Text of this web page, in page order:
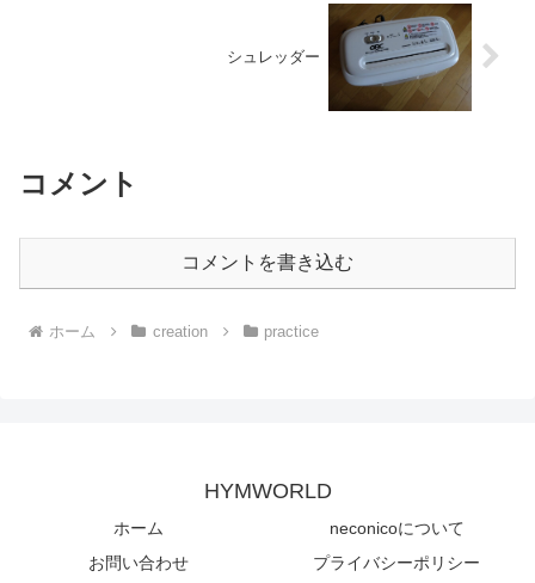
シュレッダー
コメント
コメントを書き込む
ホーム creation practice
HYMWORLD
ホーム
neconicoについて
お問い合わせ
プライバシーポリシー